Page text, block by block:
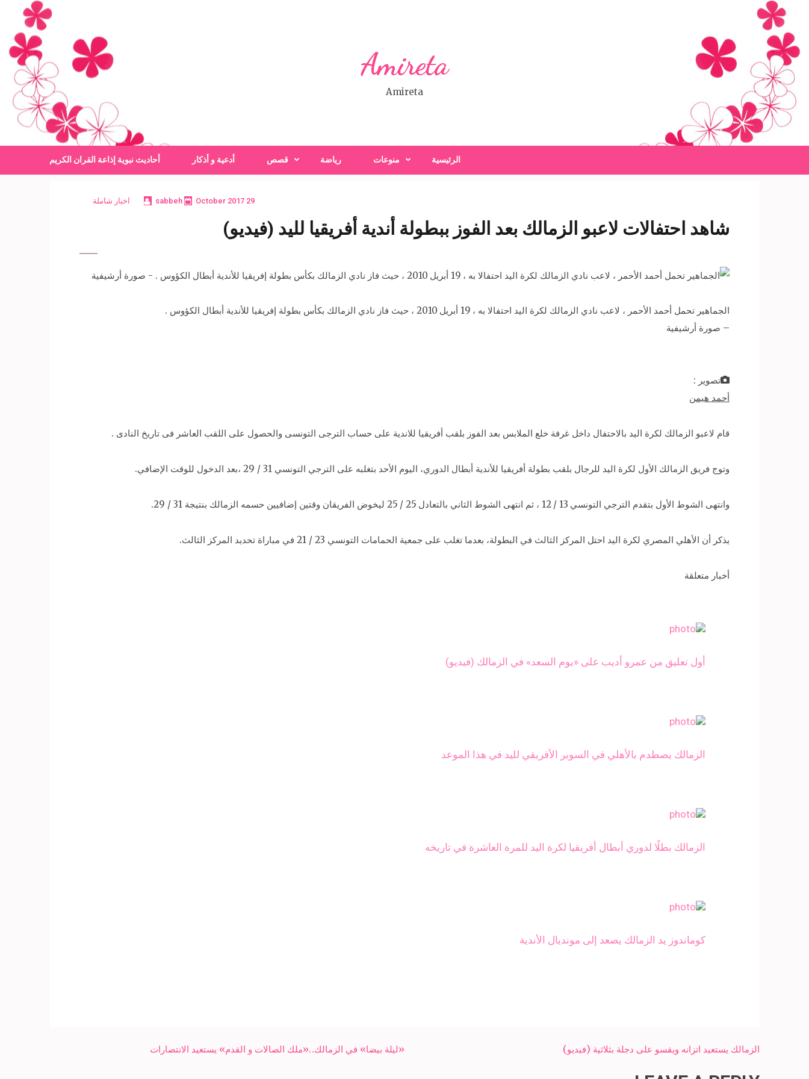
content
(Press
Enter)
Amireta
Amireta
الرئيسية منوعات رياضة قصص أدعية و أذكار أحاديث نبوية إذاعة القران الكريم
29 October 2017
sabbeh اخبار شاملة
شاهد احتفالات لاعبو الزمالك بعد الفوز ببطولة أندية أفريقيا لليد (فيديو)
الجماهير تحمل أحمد الأحمر ، لاعب نادي الزمالك لكرة اليد احتفالا به ، 19 أبريل 2010 ، حيث فاز نادي الزمالك بكأس بطولة إفريقيا للأندية أبطال الكؤوس .
– صورة أرشيفية
تصوير :
أحمد هيمن
قام لاعبو الزمالك لكرة اليد بالاحتفال داخل غرفة خلع الملابس بعد الفوز بلقب أفريقيا للاندية على حساب الترجى التونسى والحصول على اللقب العاشر فى تاريخ النادى .
وتوج فريق الزمالك الأول لكرة اليد للرجال بلقب بطولة أفريقيا للأندية أبطال الدوري، اليوم الأحد بتغلبه على الترجي التونسي 31 / 29 ،بعد الدخول للوقت الإضافي.
وانتهى الشوط الأول بتقدم الترجي التونسي 13 / 12 ، ثم انتهى الشوط الثاني بالتعادل 25 / 25 ليخوض الفريقان وقتين إضافيين حسمه الزمالك بنتيجة 31 / 29.
يذكر أن الأهلي المصري لكرة اليد احتل المركز الثالث في البطولة، بعدما تغلب على جمعية الحمامات التونسي 23 / 21 في مباراة تحديد المركز الثالث.
أخبار متعلقة
أول تعليق من عمرو أديب على «يوم السعد» في الزمالك (فيديو)
الزمالك يصطدم بالأهلي في السوبر الأفريقي لليد في هذا الموعد
الزمالك بطلًا لدوري أبطال أفريقيا لكرة اليد للمرة العاشرة في تاريخه
كوماندوز يد الزمالك يصعد إلى مونديال الأندية
Post
«ليلة بيضا» في الزمالك..«ملك الصالات و القدم» يستعيد الانتصارات الزمالك يستعيد اتزانه ويقسو على دجلة بثلاثية (فيديو)